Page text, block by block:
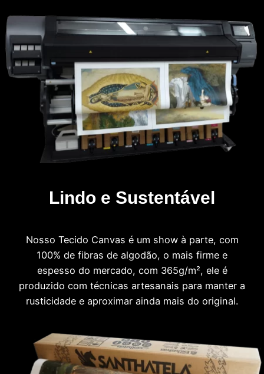
Lindo e Sustentável
Nosso Tecido Canvas é um show à parte, com
100% de fibras de algodão, o mais firme e
espesso do mercado, com 365g/m², ele é
produzido com técnicas artesanais para manter a
rusticidade e aproximar ainda mais do original.